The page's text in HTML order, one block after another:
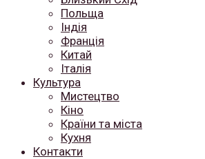
Польща
Індія
Франція
Китай
Італія
Культура
Мистецтво
Кіно
Країни та міста
Кухня
Контакти